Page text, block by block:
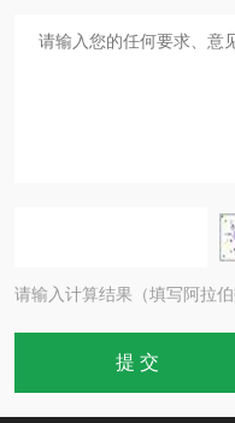
请输入计算结果（填写阿拉